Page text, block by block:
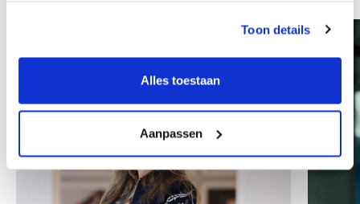
Toon details
Alles toestaan
Aanpassen